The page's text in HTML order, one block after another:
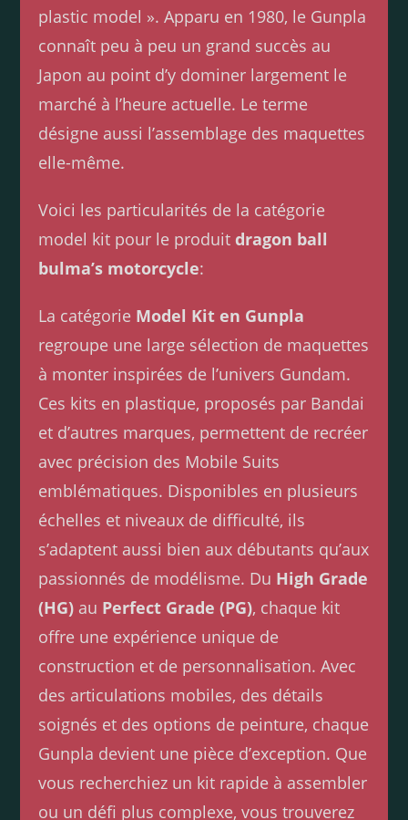
plastic model ». Apparu en 1980, le Gunpla
connaît peu à peu un grand succès au
Japon au point d’y dominer largement le
marché à l’heure actuelle. Le terme
désigne aussi l’assemblage des maquettes
elle-même.
Voici les particularités de la catégorie
model kit pour le produitdragon ball
bulma’s motorcycle:
La catégorie Model Kit en Gunpla
regroupe une large sélection de maquettes
à monter inspirées de l’univers Gundam.
Ces kits en plastique, proposés par Bandai
et d’autres marques, permettent de recréer
avec précision des Mobile Suits
emblématiques. Disponibles en plusieurs
échelles et niveaux de difficulté, ils
s’adaptent aussi bien aux débutants qu’aux
passionnés de modélisme. Du High Grade
(HG) au Perfect Grade (PG), chaque kit
offre une expérience unique de
construction et de personnalisation. Avec
des articulations mobiles, des détails
soignés et des options de peinture, chaque
Gunpla devient une pièce d’exception. Que
vous recherchiez un kit rapide à assembler
ou un défi plus complexe, vous trouverez